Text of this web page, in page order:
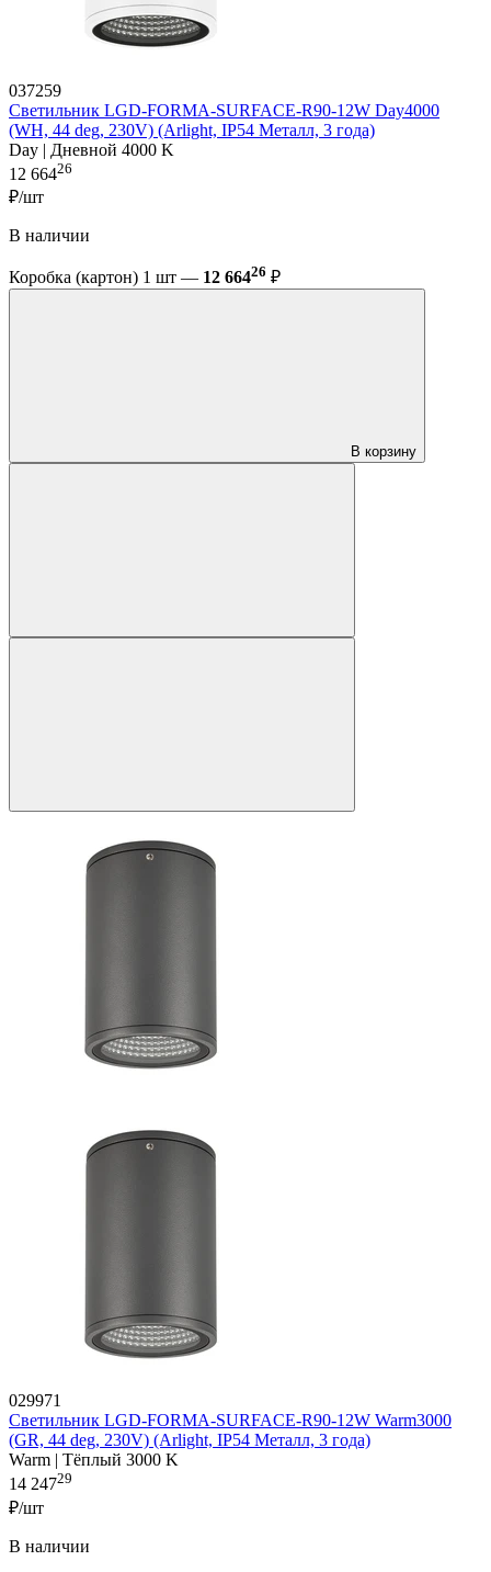
037259
Светильник LGD-FORMA-SURFACE-R90-12W Day4000
(WH, 44 deg, 230V) (Arlight, IP54 Металл, 3 года)
Day | Дневной 4000 K
12 66426
₽/шт
В наличии
Коробка (картон) 1 шт — 12 66426 ₽
В корзину
029971
Светильник LGD-FORMA-SURFACE-R90-12W Warm3000
(GR, 44 deg, 230V) (Arlight, IP54 Металл, 3 года)
Warm | Тёплый 3000 K
14 24729
₽/шт
В наличии